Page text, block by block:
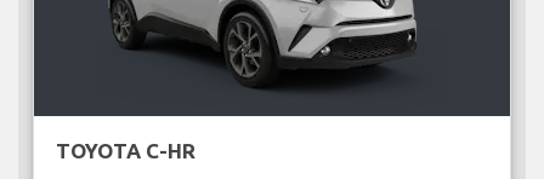
TOYOTA C-HR